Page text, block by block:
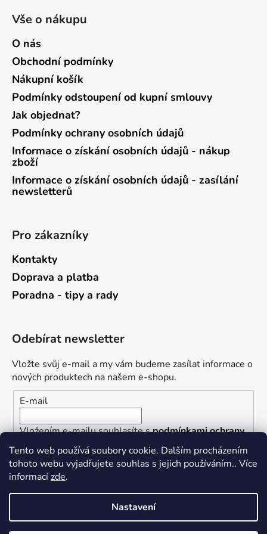
Tento web používá soubory cookie. Dalším procházením
tohoto webu vyjadřujete souhlas s jejich používáním.. Více
informacízde.
Nastavení
Vše o nákupu
O nás
Obchodní podmínky
Nákupní košík
Podmínky odstoupení od kupní smlouvy
Jak objednat?
Podmínky ochrany osobních údajů
Informace o získání osobních údajů - nákup
zboží
Informace o získání osobních údajů - zasílání
newsletterů
Pro zákazníky
Kontakty
Doprava a platba
Poradna - tipy a rady
Odebírat newsletter
Vložte svůj e-mail a my vám budeme zasílat informace o
nových produktech na našem e-shopu.
E-mail
Vložením e-mailu souhlasíte spodmínkami ochrany
osobních údajů
PŘIHLÁSIT SE